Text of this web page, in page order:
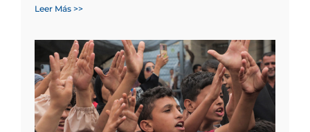
Leer Más >>